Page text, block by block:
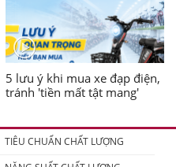
5 lưu ý khi mua xe đạp điện,
tránh 'tiền mất tật mang'
TIÊU CHUẨN CHẤT LƯỢNG